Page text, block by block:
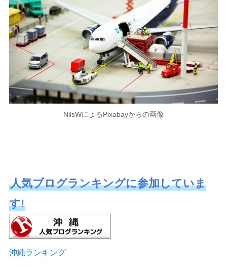
NilsWによるPixabayからの画像
人気ブログランキングに参加していま
す!
沖縄ランキング